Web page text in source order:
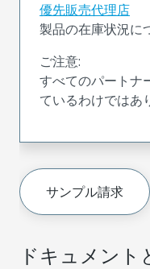
ドキュメント
優先販売代理店
製品の在庫状況に
ご注意:
すべてのパートナ
ているわけではあ
サンプル請求